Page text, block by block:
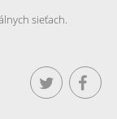
sieťach.